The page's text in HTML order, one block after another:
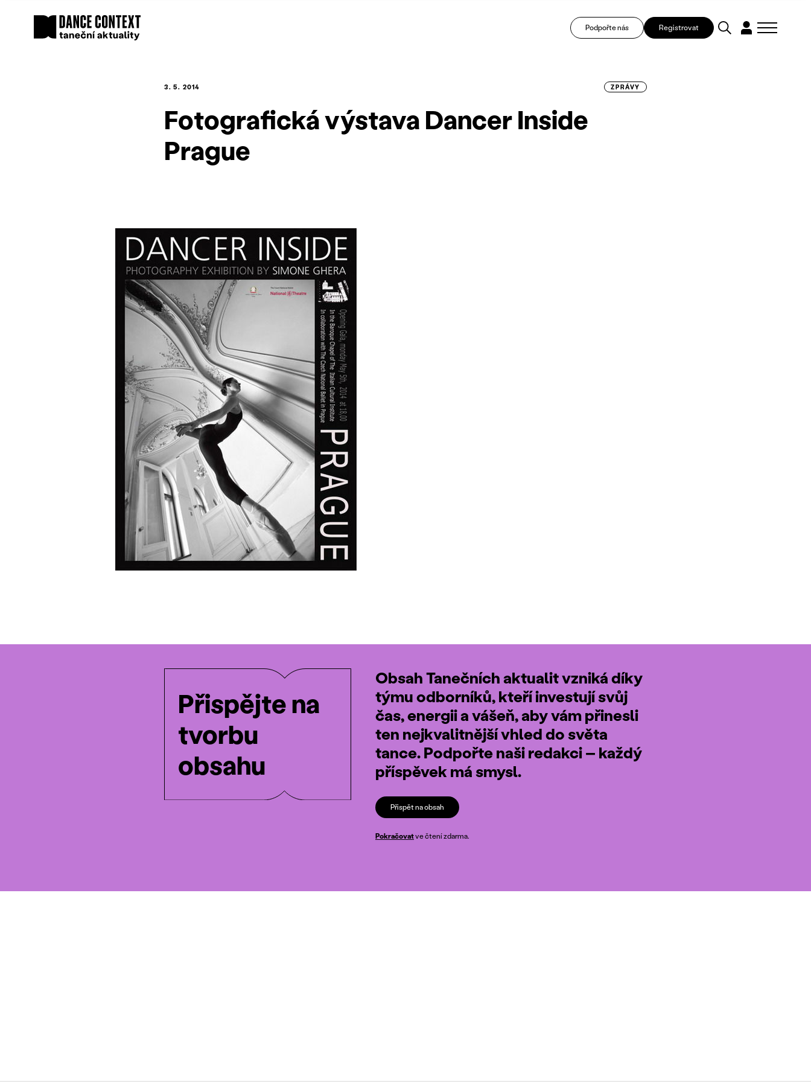
Podpořte nás Registrovat
3. 5. 2014 ZPRÁVY
Fotografická výstava Dancer Inside
Prague
Přispějte na
tvorbu
obsahu
Obsah Tanečních aktualit vzniká díky
týmu odborníků, kteří investují svůj
čas, energii a vášeň, aby vám přinesli
ten nejkvalitnější vhled do světa
tance. Podpořte naši redakci – každý
příspěvek má smysl.
Přispět na obsah
Pokračovatve čtení zdarma.